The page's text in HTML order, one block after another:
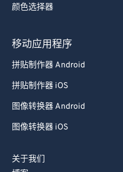
颜色选择器
移动应用程序
拼贴制作器 Android
拼贴制作器 iOS
图像转换器 Android
图像转换器 iOS
关于我们